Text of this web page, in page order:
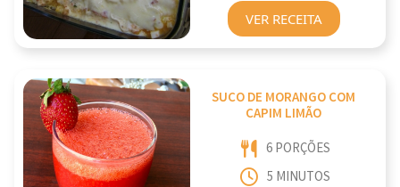
VER RECEITA
SUCO DE MORANGO COM
CAPIM LIMÃO
6 PORÇÕES
5 MINUTOS